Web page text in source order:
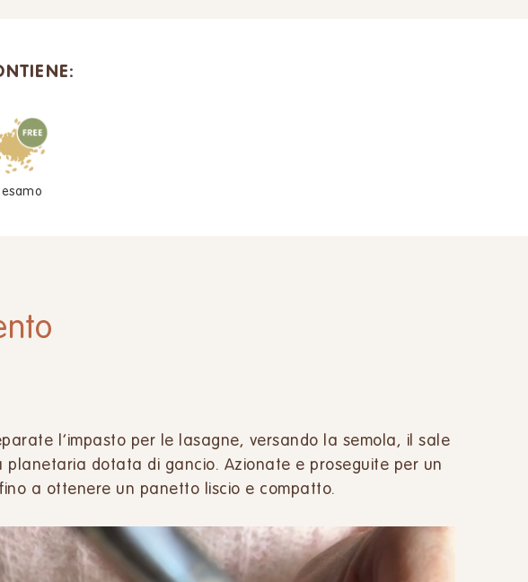
l’impasto per le lasagne, versando la semola, il sale
planetaria dotata di gancio. Azionate e proseguite per un
a ottenere un panetto liscio e compatto.